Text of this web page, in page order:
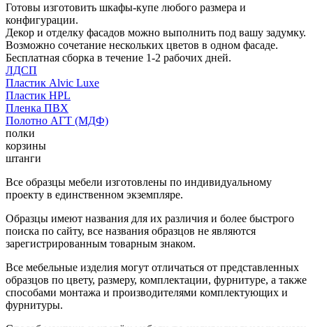
Готовы изготовить шкафы-купе любого размера и
конфигурации.
Декор и отделку фасадов можно выполнить под вашу задумку.
Возможно сочетание нескольких цветов в одном фасаде.
Бесплатная сборка в течение 1-2 рабочих дней.
ЛДСП
Пластик Alvic Luxe
Пластик HPL
Пленка ПВХ
Полотно АГТ (МДФ)
полки
корзины
штанги
Все образцы мебели изготовлены по индивидуальному
проекту в единственном экземпляре.
Образцы имеют названия для их различия и более быстрого
поиска по сайту, все названия образцов не являются
зарегистрированным товарным знаком.
Все мебельные изделия могут отличаться от представленных
образцов по цвету, размеру, комплектации, фурнитуре, а также
способами монтажа и производителями комплектующих и
фурнитуры.